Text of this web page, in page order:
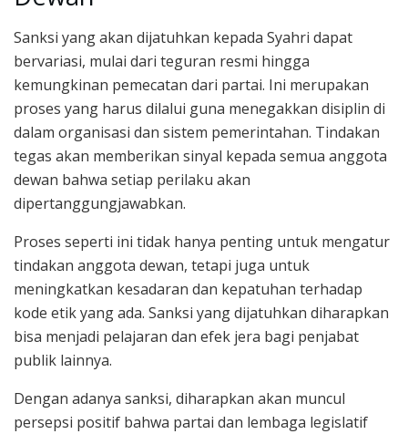
Sanksi yang akan dijatuhkan kepada Syahri dapat
bervariasi, mulai dari teguran resmi hingga
kemungkinan pemecatan dari partai. Ini merupakan
proses yang harus dilalui guna menegakkan disiplin di
dalam organisasi dan sistem pemerintahan. Tindakan
tegas akan memberikan sinyal kepada semua anggota
dewan bahwa setiap perilaku akan
dipertanggungjawabkan.
Proses seperti ini tidak hanya penting untuk mengatur
tindakan anggota dewan, tetapi juga untuk
meningkatkan kesadaran dan kepatuhan terhadap
kode etik yang ada. Sanksi yang dijatuhkan diharapkan
bisa menjadi pelajaran dan efek jera bagi penjabat
publik lainnya.
Dengan adanya sanksi, diharapkan akan muncul
persepsi positif bahwa partai dan lembaga legislatif